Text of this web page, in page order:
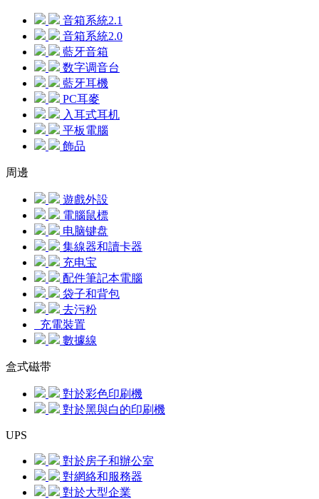
音箱系統2.1
音箱系統2.0
藍牙音箱
数字调音台
藍牙耳機
PC耳麥
入耳式耳机
平板電腦
飾品
周邊
遊戲外設
電腦鼠標
电脑键盘
集線器和讀卡器
充电宝
配件筆記本電腦
袋子和背包
去污粉
充電裝置
數據線
盒式磁带
對於彩色印刷機
對於黑與白的印刷機
UPS
對於房子和辦公室
對網絡和服務器
對於大型企業